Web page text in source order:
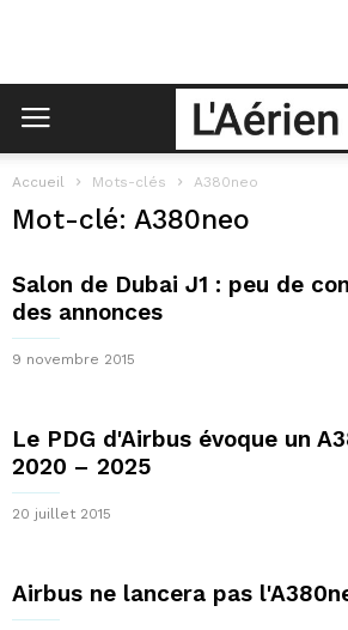
Accueil Mots-clés A380neo
Mot-clé: A380neo
Salon de Dubai J1 : peu de
des annonces
9 novembre 2015
Le PDG d'Airbus évoque un
2020 – 2025
20 juillet 2015
Airbus ne lancera pas